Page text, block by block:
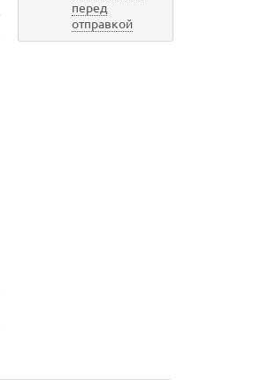
перед
отправкой